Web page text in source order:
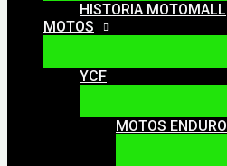
HISTORIA MOTOMALL
MOTOS
YCF
MOTOS ENDURO